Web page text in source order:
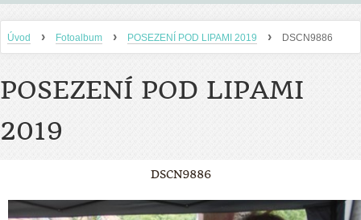
Úvod › Fotoalbum › POSEZENÍ POD LIPAMI 2019 › DSCN9886
POSEZENÍ POD LIPAMI
2019
DSCN9886